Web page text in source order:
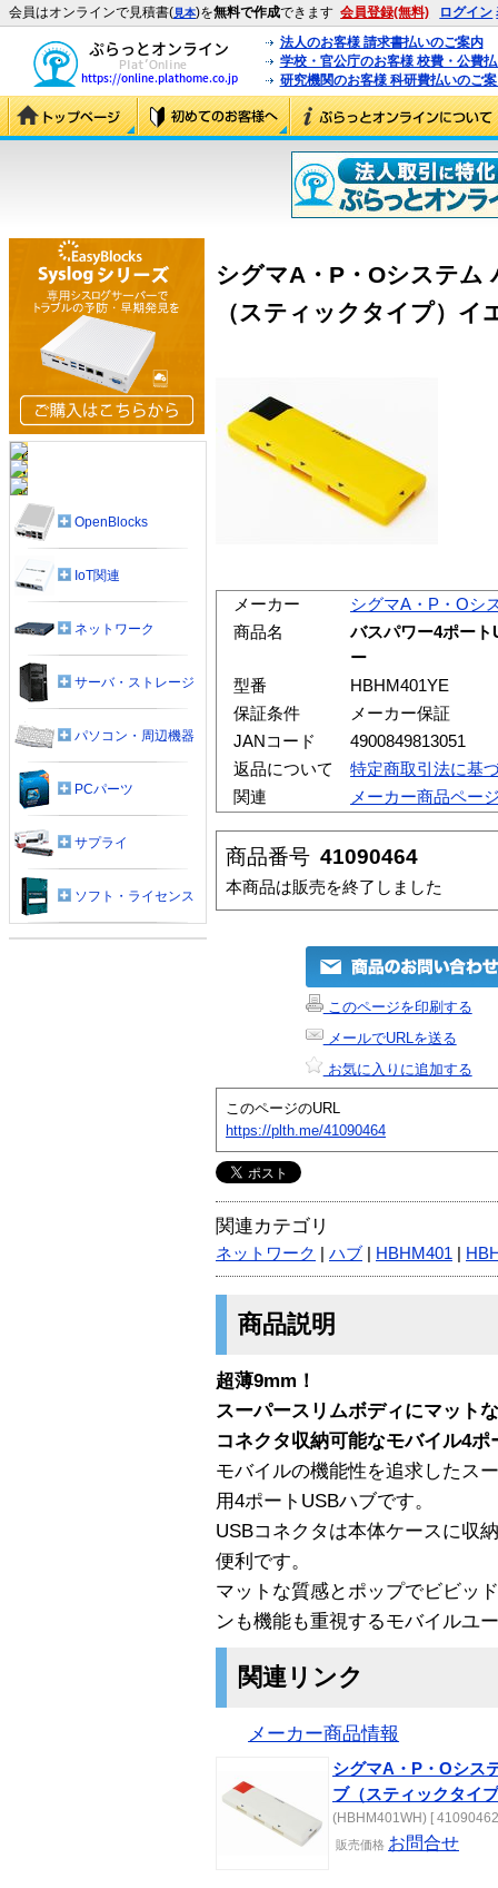
会員はオンラインで見積書(見本)を無料で作成できます 会員登録(無料) ログイン
法人のお客様 請求書払いのご案内
学校・官公庁のお客様 校費・公費
研究機関のお客様 科研費払いのご
シグマA・P・Oシステム
（スティックタイプ）イ
メーカー
シグマA・P・Oシ
商品名
バスパワー4ポー
ー
型番
HBHM401YE
保証条件
メーカー保証
JANコード
4900849813051
返品について
特定商取引法に基
関連
メーカー商品ペー
商品番号 41090464
本商品は販売を終了しました
このページを印刷する
メールでURLを送る
お気に入りに追加する
このページのURL
https://plth.me/41090464
関連カテゴリ
ネットワーク ハブ HBHM401
商品説明
超薄9mm！
スーパースリムボディにマット
コネクタ収納可能なモバイル4
モバイルの機能性を追求したス
用4ポートUSBハブです。
USBコネクタは本体ケースに収
便利です。
マットな質感とポップでビビッ
ンも機能も重視するモバイルユ
関連リンク
メーカー商品情報
シグマA・P・Oシス
ブ（スティックタイ
(HBHM401WH) [
販売価格 お問合せ
OpenBlocks
IoT関連
ネットワーク
サーバ・ストレージ
パソコン・周辺機器
PCパーツ
サプライ
ソフト・ライセンス